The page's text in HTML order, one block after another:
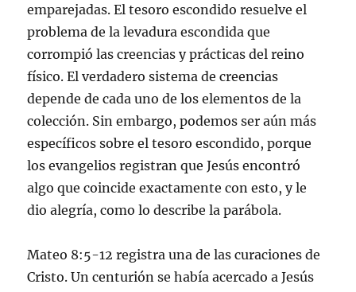
emparejadas. El tesoro escondido resuelve el
problema de la levadura escondida que
corrompió las creencias y prácticas del reino
físico. El verdadero sistema de creencias
depende de cada uno de los elementos de la
colección. Sin embargo, podemos ser aún más
específicos sobre el tesoro escondido, porque
los evangelios registran que Jesús encontró
algo que coincide exactamente con esto, y le
dio alegría, como lo describe la parábola.
Mateo 8:5-12 registra una de las curaciones de
Cristo. Un centurión se había acercado a Jesús